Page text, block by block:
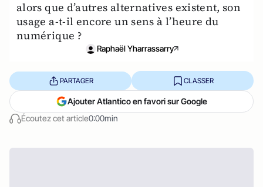
alors que d’autres alternatives existent, son
usage a-t-il encore un sens à l’heure du
numérique ?
Raphaël Yharrassarry
Écoutez cet article0:00min
PARTAGER CLASSER
Ajouter Atlantico en favori sur Google